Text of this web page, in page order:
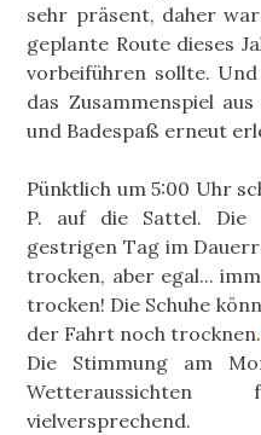
sehr präsent, daher
geplante Route dieses
vorbeiführen sollte.
das Zusammenspiel
und Badespaß erneut
Pünktlich um 5:00 Uhr
P. auf die Sattel. Die
gestrigen Tag im
trocken, aber egal...
trocken! Die Schuhe
der Fahrt noch trocknen.
Die Stimmung am
vielversprechend.